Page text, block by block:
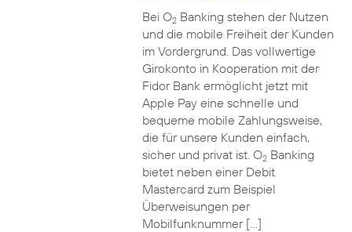
Bei O2Banking stehen der Nutzen
und die mobile Freiheit der Kunden
im Vordergrund. Das vollwertige
Girokonto in Kooperation mit der
Fidor Bank ermöglicht jetzt mit
Apple Pay eine schnelle und
bequeme mobile Zahlungsweise,
die für unsere Kunden einfach,
sicher und privat ist. O2Banking
bietet neben einer Debit
Mastercard zum Beispiel
Überweisungen per
Mobilfunknummer […]